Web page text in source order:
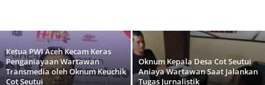
Ketua PWI Aceh Kecam Keras
Penganiayaan Wartawan
Transmedia oleh Oknum Keuchik
Cot Seutui
Oknum Kepala Desa Cot Seutui
Aniaya Wartawan Saat Jalankan
Tugas Jurnalistik